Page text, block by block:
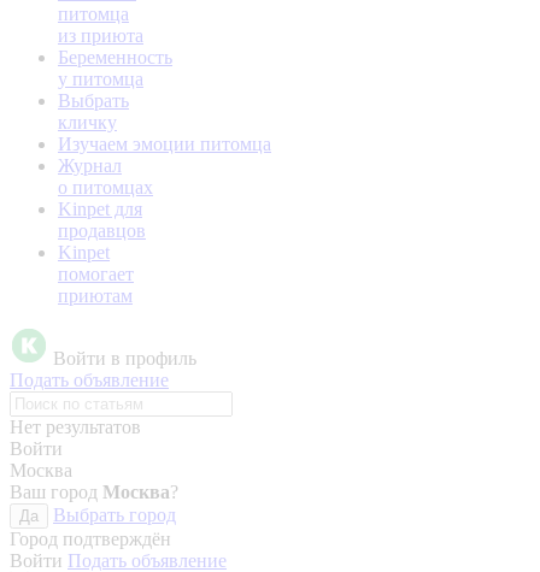
питомца
из приюта
Беременность
у питомца
Выбрать
кличку
Изучаем эмоции питомца
Журнал
о питомцах
Kinpet для
продавцов
Kinpet
помогает
приютам
Войти в профиль
Подать объявление
Нет результатов
Войти
Москва
Ваш город Москва?
Да
Выбрать город
Город подтверждён
Войти Подать объявление